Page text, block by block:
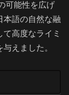
可能性を広げ
本語の自然な融
高度なライミ
えました。